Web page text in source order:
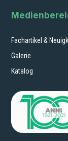
Fachartikel &
Galerie
Katalog